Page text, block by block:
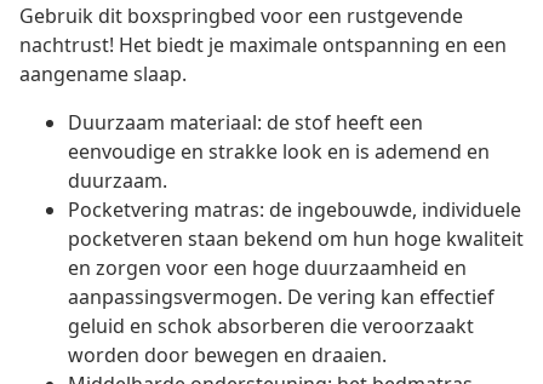
Gebruik dit boxspringbed voor een rustgevende
nachtrust! Het biedt je maximale ontspanning en een
aangename slaap.
Duurzaam materiaal: de stof heeft een
eenvoudige en strakke look en is ademend en
duurzaam.
Pocketvering matras: de ingebouwde, individuele
pocketveren staan bekend om hun hoge kwaliteit
en zorgen voor een hoge duurzaamheid en
aanpassingsvermogen. De vering kan effectief
geluid en schok absorberen die veroorzaakt
worden door bewegen en draaien.